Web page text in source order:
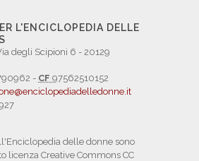
L'ENCICLOPEDIA DELLE
degli Scipioni 6 - 20129
- CF 97562510152
delle donne sono
licenza Creative Commons CC